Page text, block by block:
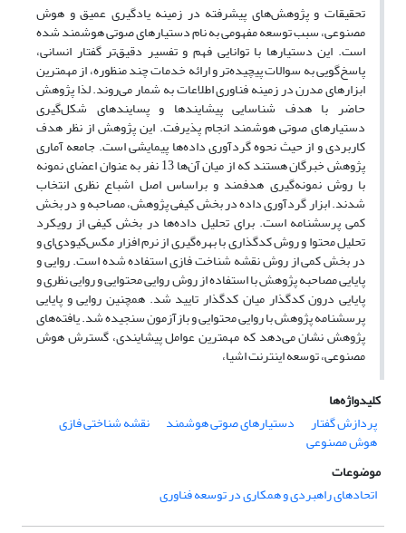
تحقیقات و پژوهش‌های پیشرفته در زمینه یادگیری عمیق و هوش
مصنوعی، سبب توسعه مفهومی به ‌نام دستیارهای صوتی هوشمند شده
است. این دستیارها با توانایی فهم و تفسیر دقیق‌تر گفتار انسانی،
پاسخ‌گویی به سوالات پیچیده‌تر و ارائه خدمات چند منظوره، از مهمترین
ابزارهای مدرن در زمینه فناوری اطلاعات به شمار می‌روند. لذا پژوهش
حاضر با هدف شناسایی پیشایندها و پسایندهای شکل‌گیری
دستیارهای صوتی هوشمند انجام پذیرفت. این پژوهش از نظر هدف
کاربردی و از حیث نحوه گردآوری داده‌ها پیمایشی است. جامعه آماری
پژوهش خبرگان هستند که از میان آن‌ها 13 نفر به عنوان اعضای نمونه
با روش نمونه‌گیری هدفمند و براساس اصل اشباع نظری انتخاب
شدند. ابزار گردآوری داده در بخش کیفی پژوهش، مصاحبه و در بخش
کمی پرسشنامه است. برای تحلیل داده‌ها در بخش کیفی از رویکرد
تحلیل محتوا و روش کدگذاری با بهره‌گیری از نرم افزار مکس‌کیو‌دی‌ای و
در بخش کمی از روش نقشه شناخت فازی استفاده شده است. روایی و
پایایی مصاحبه پژوهش با استفاده از روش روایی محتوایی و روایی نظری و
پایایی درون کدگذار میان کدگذار تایید شد. همچنین روایی و پایایی
پرسشنامه پژوهش با روایی محتوایی و بازآزمون سنجیده شد. یافته‌های
پژوهش نشان می‌دهد که مهمترین عوامل پیشایندی، گسترش هوش
مصنوعی، توسعه اینترنت اشیا،
کلیدواژه‌ها
پردازش گفتار
دستیارهای صوتی هوشمند نقشه شناختی فازی
هوش مصنوعی
موضوعات
اتحادهای راهبردی و همکاری در توسعه فناوری